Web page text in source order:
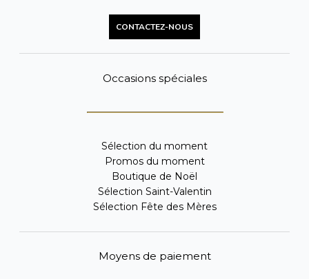
CONTACTEZ-NOUS
Occasions spéciales
Sélection du moment
Promos du moment
Boutique de Noël
Sélection Saint-Valentin
Sélection Fête des Mères
Moyens de paiement